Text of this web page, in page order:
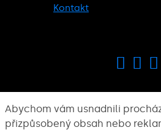
Kontakt
Abychom vám usnadnili
přizpůsobený obsah nebo